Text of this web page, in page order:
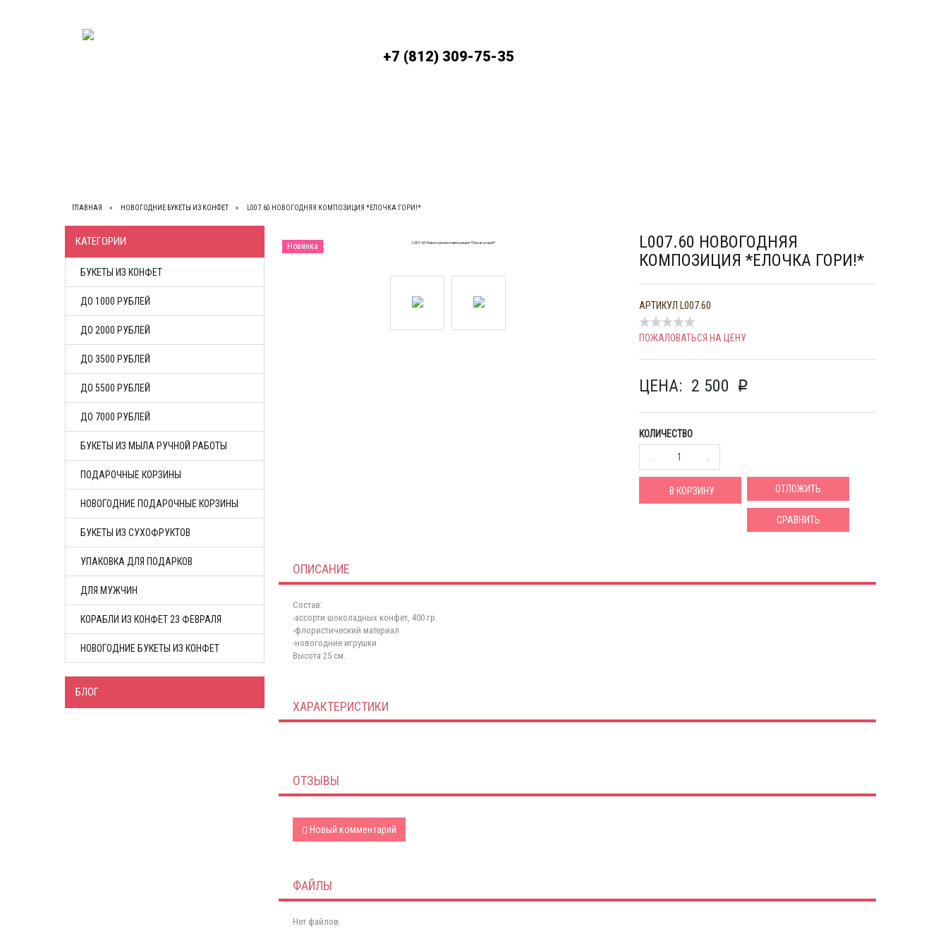
+7 (812) 309-75-35
ГЛАВНАЯ НОВОГОДНИЕ БУКЕТЫ ИЗ КОНФЕТ L007.60 НОВОГОДНЯЯ КОМПОЗИЦИЯ *ЕЛОЧКА ГОРИ!*
КАТЕГОРИИ
БУКЕТЫ ИЗ КОНФЕТ
ДО 1000 РУБЛЕЙ
ДО 2000 РУБЛЕЙ
ДО 3500 РУБЛЕЙ
ДО 5500 РУБЛЕЙ
ДО 7000 РУБЛЕЙ
БУКЕТЫ ИЗ МЫЛА РУЧНОЙ РАБОТЫ
ПОДАРОЧНЫЕ КОРЗИНЫ
НОВОГОДНИЕ ПОДАРОЧНЫЕ КОРЗИНЫ
БУКЕТЫ ИЗ СУХОФРУКТОВ
УПАКОВКА ДЛЯ ПОДАРКОВ
ДЛЯ МУЖЧИН
КОРАБЛИ ИЗ КОНФЕТ 23 ФЕВРАЛЯ
НОВОГОДНИЕ БУКЕТЫ ИЗ КОНФЕТ
БЛОГ
Новинка
L007.60 НОВОГОДНЯЯ
КОМПОЗИЦИЯ *ЕЛОЧКА ГОРИ!*
АРТИКУЛ L007.60
ПОЖАЛОВАТЬСЯ НА ЦЕНУ
ЦЕНА: 2 500 p
КОЛИЧЕСТВО
В КОРЗИНУ ОТЛОЖИТЬ
СРАВНИТЬ
ОПИСАНИЕ
Состав:
-ассорти шоколадных конфет, 400 гр.
-флористический материал
-новогодние игрушки
Высота 25 см.
ХАРАКТЕРИСТИКИ
ОТЗЫВЫ
Новый комментарий
ФАЙЛЫ
Нет файлов